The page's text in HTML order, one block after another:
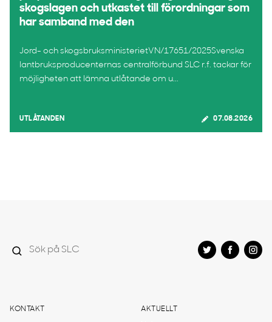
skogslagen och utkastet till förordningar som
har samband med den
Jord- och skogsbruksministerietVN/17651/2025Svenska
lantbruksproducenternas centralförbund SLC r.f. tackar för
möjligheten att lämna utlåtande om u...
UTLÅTANDEN 07.08.2026
KONTAKT AKTUELLT